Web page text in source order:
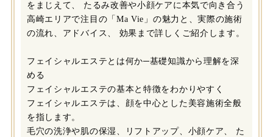
をまじえて、 たるみ改善や小顔ケアに本気で向き合う
高崎エリアで注目の「Ma Vie」の魅力と、実際の施術
の流れ、アドバイス、 効果まで詳しくご紹介します。
フェイシャルエステとは何か─基礎知識から理解を深
める
フェイシャルエステの基本と特徴をわかりやすく
フェイシャルエステは、顔を中心とした美容施術全般
を指します。
毛穴の洗浄や肌の保湿、リフトアップ、小顔ケア、 た